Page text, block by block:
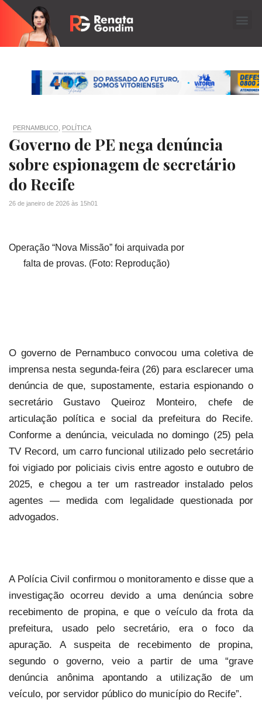
PERNAMBUCO POLÍTICA
Governo de PE nega denúncia
sobre espionagem de secretário
do Recife
26 de janeiro de 2026 às 15h01
Operação “Nova Missão” foi arquivada por
falta de provas. (Foto: Reprodução)
O governo de Pernambuco convocou uma coletiva de
imprensa nesta segunda-feira (26) para esclarecer uma
denúncia de que, supostamente, estaria espionando o
secretário Gustavo Queiroz Monteiro, chefe de
articulação política e social da prefeitura do Recife.
Conforme a denúncia, veiculada no domingo (25) pela
TV Record, um carro funcional utilizado pelo secretário
foi vigiado por policiais civis entre agosto e outubro de
2025, e chegou a ter um rastreador instalado pelos
agentes — medida com legalidade questionada por
advogados.
A Polícia Civil confirmou o monitoramento e disse que a
investigação ocorreu devido a uma denúncia sobre
recebimento de propina, e que o veículo da frota da
prefeitura, usado pelo secretário, era o foco da
apuração. A suspeita de recebimento de propina,
segundo o governo, veio a partir de uma “grave
denúncia anônima apontando a utilização de um
veículo, por servidor público do município do Recife”.